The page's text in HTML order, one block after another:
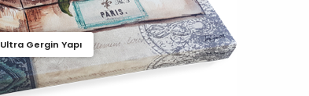
Ultra Gergin Yapı